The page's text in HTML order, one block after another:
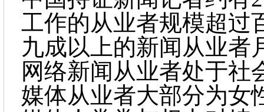
工作的从业者规模超过
九成以上的新闻从业者
网络新闻从业者处于社
媒体从业者大部分为女